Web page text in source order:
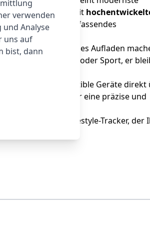
Ausgestattet mit
– für ein umfassendes
Sorgen um ständiges Aufladen
Duschen oder Sport, er
oder andere kompatible Geräte direkt
Absätzen sorgt für eine präzise und
und Lifestyle-Tracker, der
Imiki Ring!
verwenden
und Analyse
uns auf
bist, dann